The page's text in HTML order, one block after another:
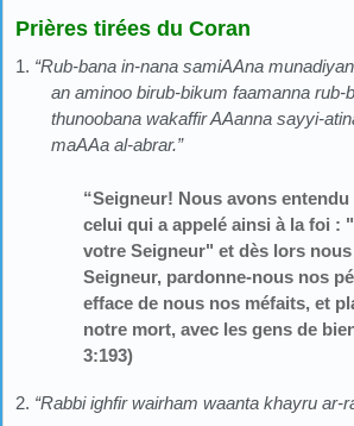
Prières tirées du Coran
1. “Rub-bana in-nana samiAAna
an aminoo birub-bikum faamanna rub-
thunoobana wakaffir AAanna sayyi-
maAAa al-abrar.”
“Seigneur! Nous avons
celui qui a appelé ainsi à la foi :
votre Seigneur" et dès lors
Seigneur, pardonne-nous nos
efface de nous nos méfaits, et
notre mort, avec les gens de
3:193)
2. “Rabbi ighfir wairham waanta khayru ar-